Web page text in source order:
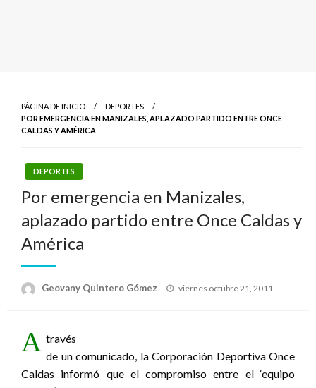
PÁGINA DE INICIO
DEPORTES
POR EMERGENCIA EN MANIZALES, APLAZADO PARTIDO ENTRE ONCE
CALDAS Y AMÉRICA
DEPORTES
Por emergencia en Manizales,
aplazado partido entre Once Caldas y
América
Geovany Quintero Gómez
Publicado
viernes octubre 21, 2011
A través
de un comunicado, la Corporación Deportiva Once
Caldas informó que el compromiso entre el ‘equipo